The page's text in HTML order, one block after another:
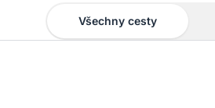
Všechny cesty